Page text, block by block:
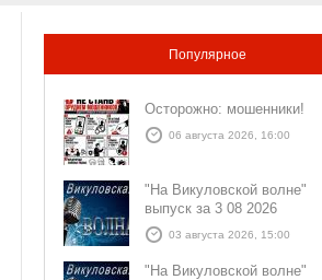
Популярное
Осторожно: мошенники!
06 августа 2026, 16:00
"На Викуловской волне"
выпуск за 3 08 2026
03 августа 2026, 15:00
"На Викуловской волне"